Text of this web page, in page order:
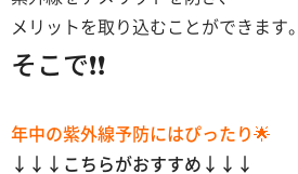
メリットを取り込むことができます。
そこで❗❗
年中の紫外線予防にはぴったり🌟
↓↓↓こちらがおすすめ↓↓↓